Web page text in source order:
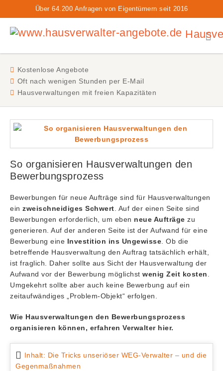
Über 64.200 Anfragen von Eigentümern seit 2016
Kostenlose Angebote
Oft nach wenigen Stunden per E-Mail
Hausverwaltungen mit freien Kapazitäten
So organisieren Hausverwaltungen den
Bewerbungsprozess
Bewerbungen für neue Aufträge sind für Hausverwaltungen
ein zweischneidiges Schwert . Auf der einen Seite sind
Bewerbungen erforderlich, um eben neue Aufträge zu
generieren. Auf der anderen Seite ist der Aufwand für eine
Bewerbung eine Investition ins Ungewisse . Ob die
betreffende Hausverwaltung den Auftrag tatsächlich erhält,
ist fraglich. Daher sollte aus Sicht der Hausverwaltung der
Aufwand vor der Bewerbung möglichst wenig Zeit kosten
Umgekehrt sollte aber auch keine Bewerbung auf ein
zeitaufwändiges „Problem-Objekt“ erfolgen.
Wie Hausverwaltungen den Bewerbungsprozess
organisieren können, erfahren Verwalter hier.
Inhalt: Die Tricks unseriöser WEG-Verwalter – und die
Gegenmaßnahmen